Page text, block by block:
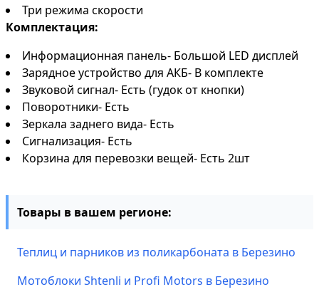
Три режима скорости
Комплектация:
Информационная панель- Большой LED дисплей
Зарядное устройство для АКБ- В комплекте
Звуковой сигнал- Есть (гудок от кнопки)
Поворотники- Есть
Зеркала заднего вида- Есть
Сигнализация- Есть
Корзина для перевозки вещей- Есть 2шт
Товары в вашем регионе:
Теплиц и парников из поликарбоната в Березино
Мотоблоки Shtenli и Profi Motors в Березино